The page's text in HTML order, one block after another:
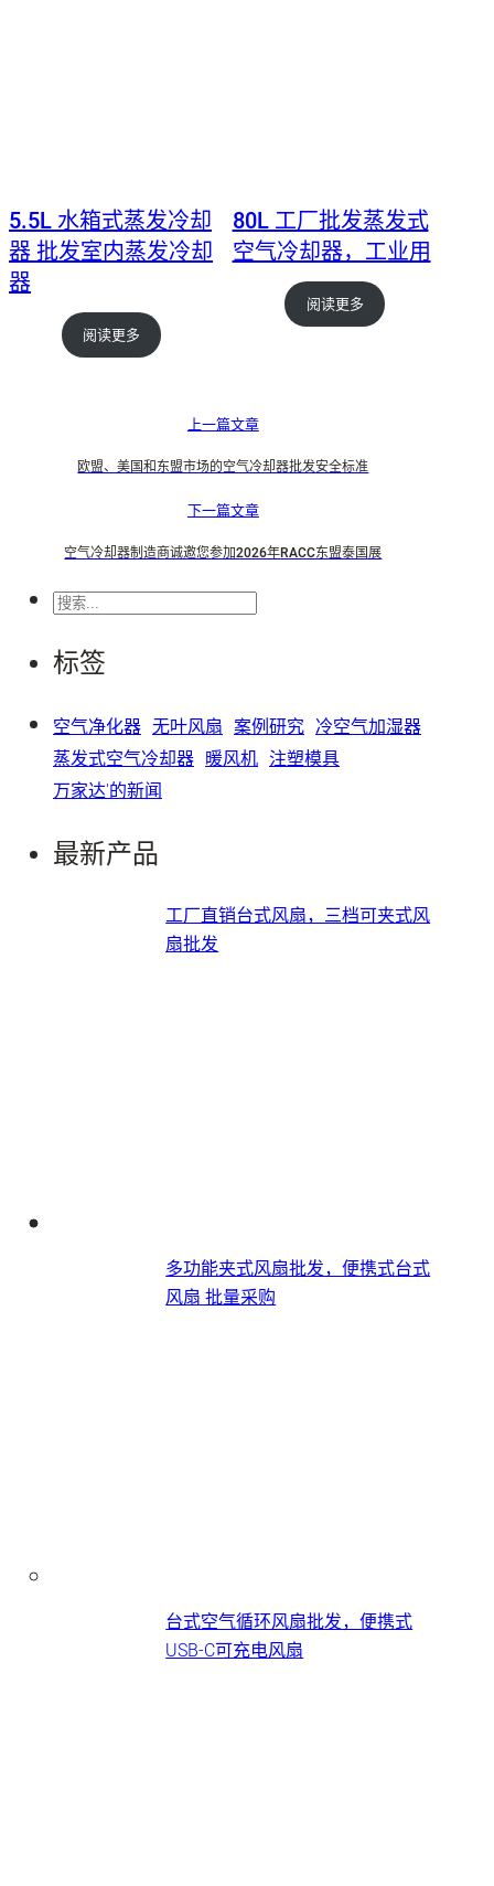
5.5L 水箱式蒸发冷却
器 批发室内蒸发冷却
器
阅读更多
80L 工厂批发蒸发式
空气冷却器，工业用
阅读更多
上一篇文章
欧盟、美国和东盟市场的空气冷却器批发安全标准
下一篇文章
空气冷却器制造商诚邀您参加2026年RACC东盟泰国展
搜
索
标签
空气净化器 无叶风扇 案例研究 冷空气加湿器
蒸发式空气冷却器 暖风机 注塑模具
万家达'的新闻
最新产品
工厂直销台式风扇，三档可夹式风
扇批发
多功能夹式风扇批发，便携式台式
风扇​ 批量采购
台式空气循环风扇批发，便携式
USB-C可充电风扇